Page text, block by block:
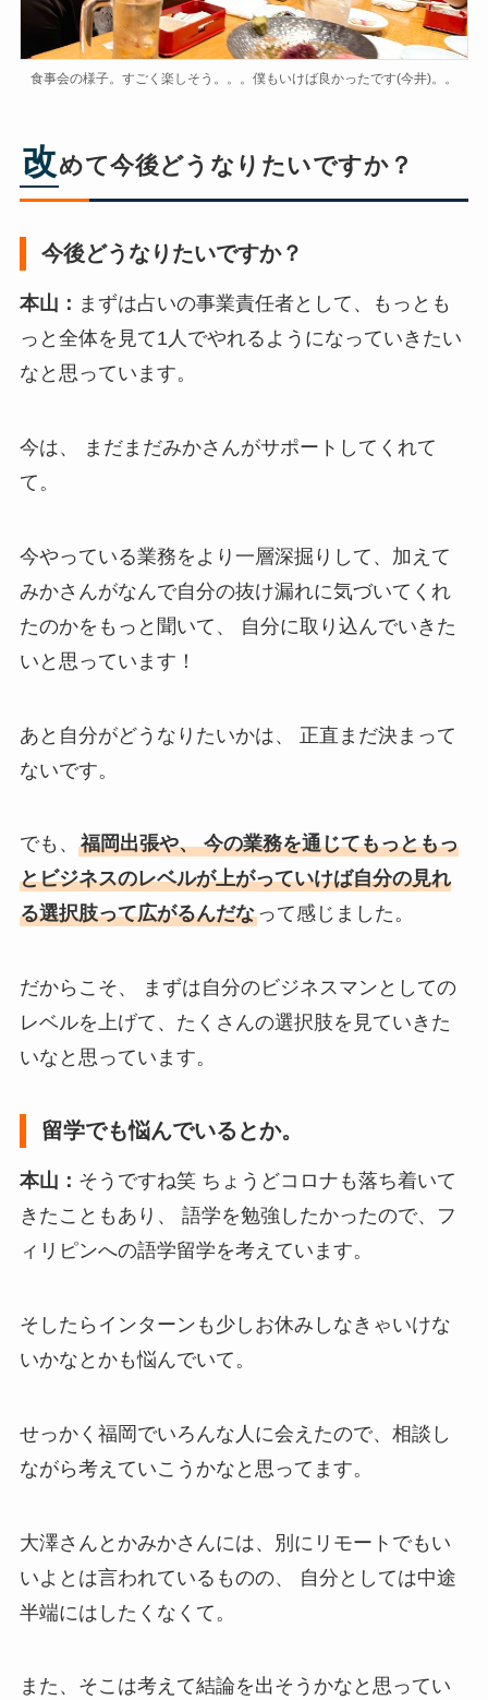
​食事会の様子。すごく楽しそう。。。僕もいけば良かったです(今井)。。
改めて今後どうなりたいですか？
今後どうなりたいですか？
本山： まずは占いの事業責任者として、もっとも
っと全体を見て1人でやれるようになっていきたい
なと思っています。
今は、 まだまだみかさんがサポートしてくれて
て。
今やっている業務をより一層深掘りして、加えて
みかさんがなんで自分の抜け漏れに気づいてくれ
たのかをもっと聞いて、 自分に取り込んでいきた
いと思っています！
あと自分がどうなりたいかは、 正直まだ決まって
ないです。
でも、 福岡出張や、 今の業務を通じてもっともっ
とビジネスのレベルが上がっていけば自分の見れ
る選択肢って広がるんだなって感じました。
だからこそ、 まずは自分のビジネスマンとしての
レベルを上げて、たくさんの選択肢を見ていきた
いなと思っています。
留学でも悩んでいるとか。
本山： そうですね笑 ちょうどコロナも落ち着いて
きたこともあり、 語学を勉強したかったので、フ
ィリピンへの語学留学を考えています。
そしたらインターンも少しお休みしなきゃいけな
いかなとかも悩んでいて。
せっかく福岡でいろんな人に会えたので、相談し
ながら考えていこうかなと思ってます。
大澤さんとかみかさんには、別にリモートでもい
いよとは言われているものの、 自分としては中途
半端にはしたくなくて。
また、そこは考えて結論を出そうかなと思ってい